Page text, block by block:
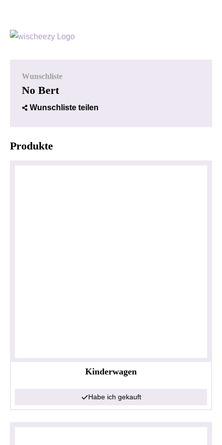
Wunschliste
No Bert
Wunschliste teilen
Produkte
Kinderwagen
Habe ich gekauft